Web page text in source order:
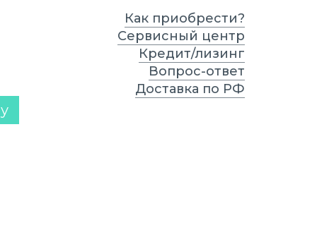
Как приобрести?
Сервисный центр
Кредит/лизинг
Вопрос-ответ
Доставка по РФ